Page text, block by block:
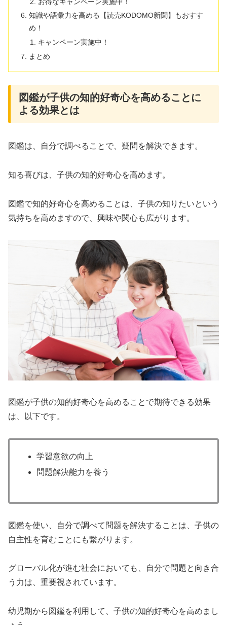
知識や語彙力を高める【読売KODOMO新聞】もおすす
め！
キャンペーン実施中！
まとめ
図鑑が子供の知的好奇心を高めることに
よる効果とは
図鑑は、自分で調べることで、疑問を解決できます。
知る喜びは、子供の知的好奇心を高めます。
図鑑で知的好奇心を高めることは、子供の知りたいという
気持ちを高めますので、興味や関心も広がります。
図鑑が子供の知的好奇心を高めることで期待できる効果
は、以下です。
学習意欲の向上
問題解決能力を養う
図鑑を使い、自分で調べて問題を解決することは、子供の
自主性を育むことにも繋がります。
グローバル化が進む社会においても、自分で問題と向き合
う力は、重要視されています。
幼児期から図鑑を利用して、子供の知的好奇心を高めまし